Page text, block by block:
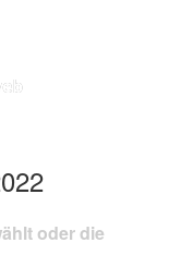
oder die